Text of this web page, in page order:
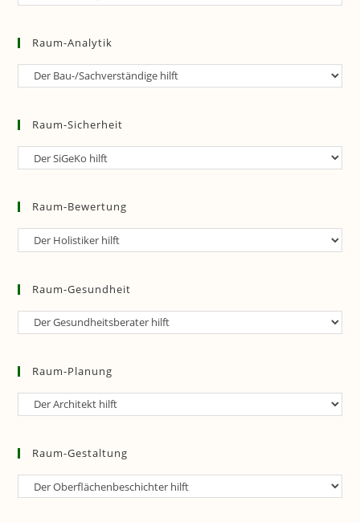
Raum-Analytik
Raum-
Raum-Sicherheit
Raum-
Raum-Bewertung
Raum-
Raum-Gesundheit
Raum-
Raum-Planung
Raum-
Raum-Gestaltung
Raum-